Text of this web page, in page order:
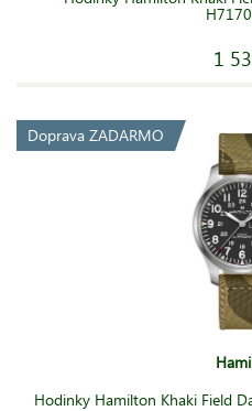
1
Doprava ZADARMO
Hodinky Hamilton Khaki Field